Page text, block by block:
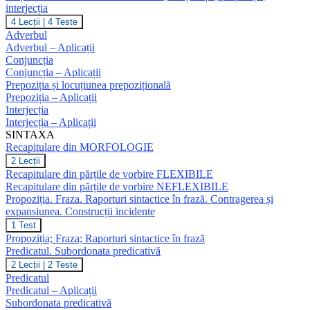
interjecția
Părți
de
vorbire
neflexibile:
adverbul,
conjuncția,
prepoziția,
interjecția
4 Lecții 4 Teste
Adverbul
Adverbul – Aplicații
Conjuncția
Conjuncția – Aplicații
Prepoziția și locuțiunea prepozițională
Prepoziția – Aplicații
Interjecția
Interjecția – Aplicații
SINTAXA
Recapitulare din MORFOLOGIE
Recapitulare
din
MORFOLOGIE
2 Lecții
Recapitulare din părțile de vorbire FLEXIBILE
Recapitulare din părțile de vorbire NEFLEXIBILE
Propoziția. Fraza. Raporturi sintactice în frază. Contragerea și
expansiunea. Construcții incidente
Propoziția.
Fraza.
Raporturi
sintactice
în
frază.
Contragerea
și
expansiunea.
1 Test
Propoziția; Fraza; Raporturi sintactice în frază
Predicatul. Subordonata predicativă
Predicatul.
Subordonata
predicativă
2 Lecții 2 Teste
Predicatul
Predicatul – Aplicații
Subordonata predicativă